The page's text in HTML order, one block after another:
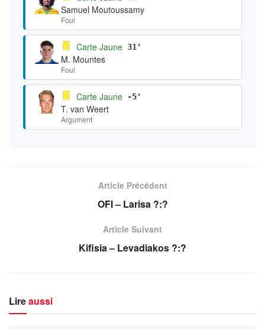
Samuel Moutoussamy
Foul
Carte Jaune 31'
M. Mountes
Foul
Carte Jaune -5'
T. van Weert
Argument
Article Précédent
OFI – Larisa ?:?
Article Suivant
Kifisia – Levadiakos ?:?
Lireaussi